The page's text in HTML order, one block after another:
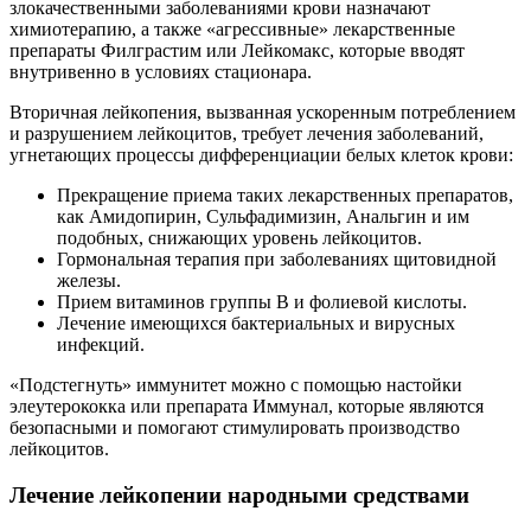
злокачественными заболеваниями крови назначают
химиотерапию, а также «агрессивные» лекарственные
препараты Филграстим или Лейкомакс, которые вводят
внутривенно в условиях стационара.
Вторичная лейкопения, вызванная ускоренным потреблением
и разрушением лейкоцитов, требует лечения заболеваний,
угнетающих процессы дифференциации белых клеток крови:
Прекращение приема таких лекарственных препаратов,
как Амидопирин, Сульфадимизин, Анальгин и им
подобных, снижающих уровень лейкоцитов.
Гормональная терапия при заболеваниях щитовидной
железы.
Прием витаминов группы В и фолиевой кислоты.
Лечение имеющихся бактериальных и вирусных
инфекций.
«Подстегнуть» иммунитет можно с помощью настойки
элеутерококка или препарата Иммунал, которые являются
безопасными и помогают стимулировать производство
лейкоцитов.
Лечение лейкопении народными средствами